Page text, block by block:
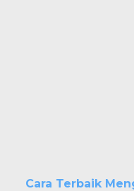
Cara Terbaik